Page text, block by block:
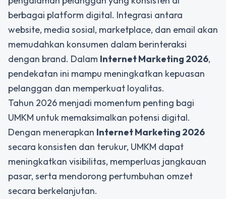
berbagai platform digital. Integrasi antara
website, media sosial, marketplace, dan email akan
memudahkan konsumen dalam berinteraksi
dengan brand. Dalam Internet Marketing 2026,
pendekatan ini mampu meningkatkan kepuasan
pelanggan dan memperkuat loyalitas.
Tahun 2026 menjadi momentum penting bagi
UMKM untuk memaksimalkan potensi digital.
Dengan menerapkan Internet Marketing 2026
secara konsisten dan terukur, UMKM dapat
meningkatkan visibilitas, memperluas jangkauan
pasar, serta mendorong pertumbuhan omzet
secara berkelanjutan.